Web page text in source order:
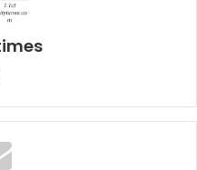
Website